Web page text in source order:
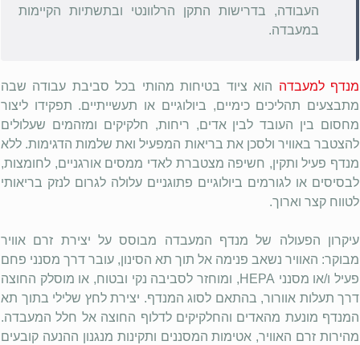
העבודה, בדרישות התקן הרלוונטי ובתשתיות הקיימות
במעבדה.
מנדף למעבדה הוא ציוד בטיחות מהותי בכל סביבת עבודה שבה
מתבצעים תהליכים כימיים, ביולוגיים או תעשייתיים. תפקידו ליצור
מחסום בין העובד לבין אדים, ריחות, חלקיקים ומזהמים שעלולים
להצטבר באוויר ולסכן את בריאות המפעיל ואת שלמות הדגימות. ללא
מנדף פעיל ותקין, חשיפה מצטברת לאדי ממסים אורגניים, לחומצות,
לבסיסים או לגורמים ביולוגיים פתוגניים עלולה לגרום לנזק בריאותי
לטווח קצר וארוך.
עיקרון הפעולה של מנדף המעבדה מבוסס על יצירת זרם אוויר
מבוקר: האוויר נשאב פנימה אל תוך תא הסינון, עובר דרך מסנני פחם
פעיל ו/או מסנני HEPA, ומוחזר לסביבה נקי ובטוח, או מוסלק החוצה
דרך תעלות אוורור, בהתאם לסוג המנדף. יצירת לחץ שלילי בתוך תא
המנדף מונעת מהאדים והחלקיקים לדלוף החוצה אל חלל המעבדה.
מהירות זרם האוויר, אטימות המסננים ותקינות מנגנון ההנעה קובעים